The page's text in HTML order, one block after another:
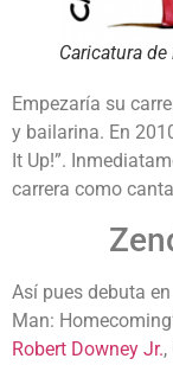
Caricatura
Empezaría su
y bailarina. En
It Up!”.
carrera como
Así pues debuta
Man:
Robert Downey Jr.